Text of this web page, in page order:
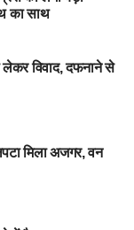
का साथ
लेकर विवाद, दफनाने से
मिला अजगर, वन